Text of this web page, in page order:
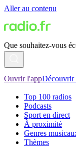
Aller au contenu
Que souhaitez-vous
Ouvrir l'appDécouvrir
Top 100 radios
Podcasts
Sport en direct
À proximité
Genres
Thèmes